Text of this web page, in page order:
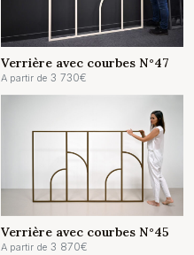
Verrière avec courbes N°47
A partir de 3 730€
Verrière avec courbes N°45
A partir de 3 870€